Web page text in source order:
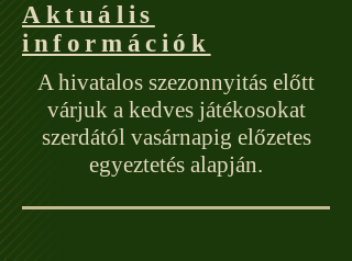
Aktuális
információk
A hivatalos szezonnyitás előtt
várjuk a kedves játékosokat
szerdától vasárnapig előzetes
egyeztetés alapján.